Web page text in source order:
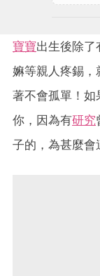
寶寶出生後除了
嫲等親人疼錫，
著不會孤單！如
你，因為有研究
子的，為甚麼會